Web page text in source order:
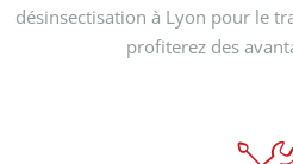
désinsectisation à Lyon pour le
profiterez des